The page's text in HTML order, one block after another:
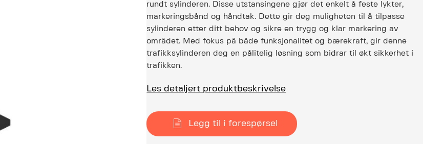
rundt sylinderen. Disse utstansingene gjør det enkelt å feste lykter,
markeringsbånd og håndtak. Dette gir deg muligheten til å tilpasse
sylinderen etter ditt behov og sikre en trygg og klar markering av
området. Med fokus på både funksjonalitet og bærekraft, gir denne
trafikksylinderen deg en pålitelig løsning som bidrar til økt sikkerhet i
trafikken.
Les detaljert produktbeskrivelse
Legg til i forespørsel